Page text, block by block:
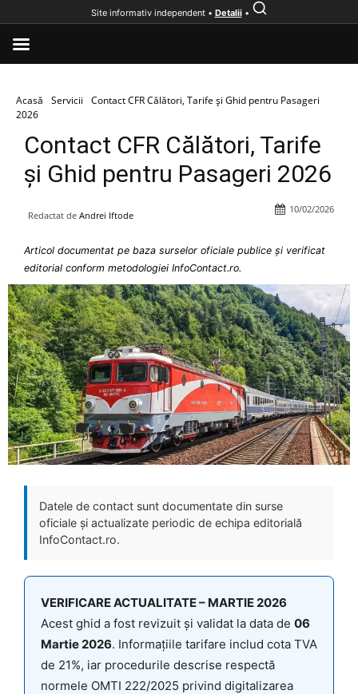
Acasă Servicii
Contact CFR Călători, Tarife și Ghid pentru Pasageri
2026
Contact CFR Călători, Tarife
și Ghid pentru Pasageri 2026
Redactat de Andrei Iftode
10/02/2026
Articol documentat pe baza surselor oficiale publice și verificat
editorial conform metodologiei InfoContact.ro.
Datele de contact sunt documentate din surse
oficiale și actualizate periodic de echipa editorială
InfoContact.ro.
VERIFICARE ACTUALITATE – MARTIE 2026
Acest ghid a fost revizuit și validat la data de 06
Martie 2026. Informațiile tarifare includ cota TVA
de 21%, iar procedurile descrise respectă
normele OMTI 222/2025 privind digitalizarea
Site informativ independent • Detalii•